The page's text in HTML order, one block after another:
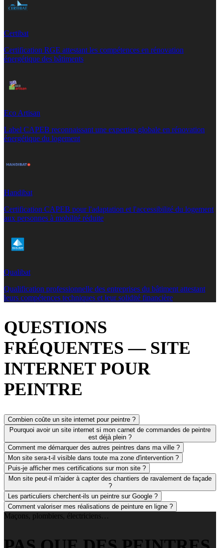
Certibat
Certification RGE attestant les compétences en rénovation
énergétique des bâtiments
Eco Artisan
Label CAPEB reconnaissant une expertise globale en rénovation
énergétique du logement
Handibat
Certification CAPEB pour l'adaptation et l'accessibilité du logement
aux personnes à mobilité réduite
Qualibat
Qualification professionnelle des entreprises du bâtiment attestant
leurs compétences techniques et leur solidité financière
QUESTIONS
FRÉQUENTES — SITE
INTERNET POUR
PEINTRE
Combien coûte un site internet pour peintre ?
Pourquoi avoir un site internet si mon carnet de commandes de peintre
est déjà plein ?
Comment me démarquer des autres peintres dans ma ville ?
Mon site sera-t-il visible dans toute ma zone d'intervention ?
Puis-je afficher mes certifications sur mon site ?
Mon site peut-il m'aider à capter des chantiers de ravalement de façade
?
Les particuliers cherchent-ils un peintre sur Google ?
Comment valoriser mes réalisations de peinture en ligne ?
Maçons, plombiers, électriciens…